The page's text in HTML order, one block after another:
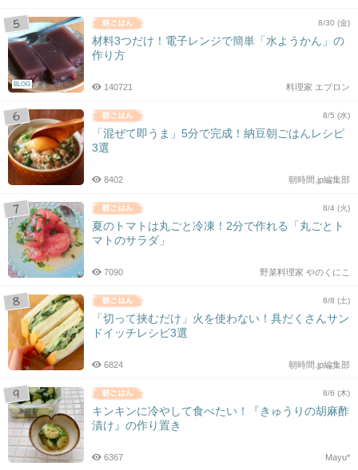
BLOG
8/30 (金)
材料3つだけ！電子レンジで簡単「水ようかん」の
作り方
料理家 エプロン
140721
8/5 (水)
「混ぜて即うま」5分で完成！納豆朝ごはんレシピ
3選
朝時間.jp編集部
8402
8/4 (火)
夏のトマトは丸ごと冷凍！2分で作れる「丸ごとト
マトのサラダ」
野菜料理家 やのくにこ
7090
8/8 (土)
「切って挟むだけ」火を使わない！具だくさんサン
ドイッチレシピ3選
朝時間.jp編集部
6824
8/6 (木)
キンキンに冷やして食べたい！『きゅうりの胡麻酢
漬け』の作り置き
Mayu*
6367